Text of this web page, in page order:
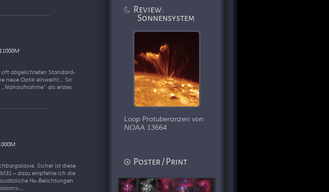
Review:
Sonnensystem
Loop Protuberanzen von
NOAA 13664
Poster / Print
oft abgelichteten Standard-
neue Optik einweiht... So
Nahaufnahme
als erstes
Sicher ist diese
– dazu empfehle ich die
Hα-Belichtungen
...